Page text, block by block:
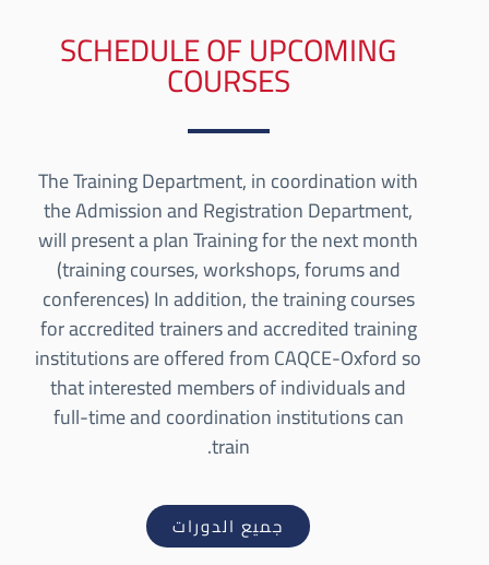
SCHEDULE OF UPCOMING
COURSES
The Training Department, in coordination with
the Admission and Registration Department,
will present a plan Training for the next month
(training courses, workshops, forums and
conferences) In addition, the training courses
for accredited trainers and accredited training
institutions are offered from CAQCE-Oxford so
that interested members of individuals and
full-time and coordination institutions can
train.
جميع الدورات